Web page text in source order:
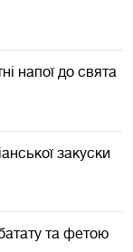
напої до свята
закуски
та фетою